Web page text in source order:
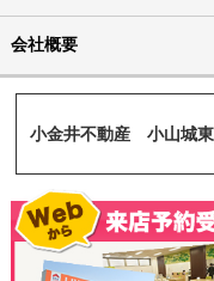
会社概要
小金井不動産 小山城